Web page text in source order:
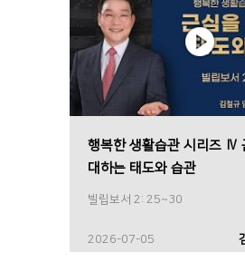
행복한 생활습관 시리즈 Ⅳ
대하는 태도와 습관
빌립보서 2: 25~30
2026-07-05